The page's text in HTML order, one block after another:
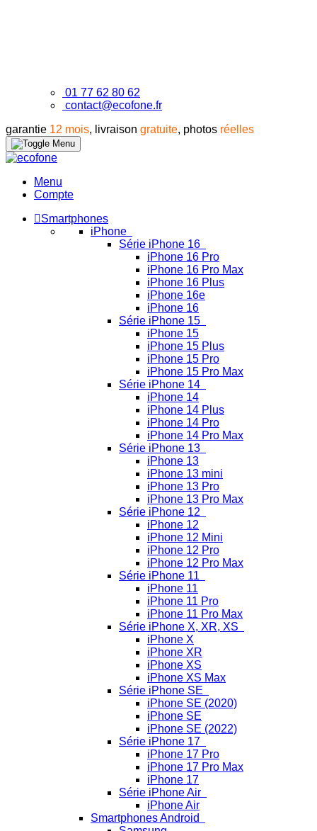
01 77 62 80 62
contact@ecofone.fr
garantie 12 mois, livraison gratuite, photos réelles
Menu
Compte
Smartphones
iPhone
Série iPhone 16
iPhone 16 Pro
iPhone 16 Pro Max
iPhone 16 Plus
iPhone 16e
iPhone 16
Série iPhone 15
iPhone 15
iPhone 15 Plus
iPhone 15 Pro
iPhone 15 Pro Max
Série iPhone 14
iPhone 14
iPhone 14 Plus
iPhone 14 Pro
iPhone 14 Pro Max
Série iPhone 13
iPhone 13
iPhone 13 mini
iPhone 13 Pro
iPhone 13 Pro Max
Série iPhone 12
iPhone 12
iPhone 12 Mini
iPhone 12 Pro
iPhone 12 Pro Max
Série iPhone 11
iPhone 11
iPhone 11 Pro
iPhone 11 Pro Max
Série iPhone X, XR, XS
iPhone X
iPhone XR
iPhone XS
iPhone XS Max
Série iPhone SE
iPhone SE (2020)
iPhone SE
iPhone SE (2022)
Série iPhone 17
iPhone 17 Pro
iPhone 17 Pro Max
iPhone 17
Série iPhone Air
iPhone Air
Smartphones Android